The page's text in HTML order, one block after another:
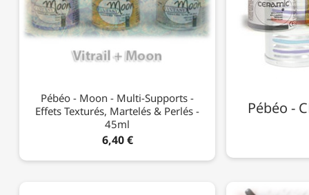
Pébéo - Moon - Multi-Supports -
Effets Texturés, Martelés & Perlés -
45ml
6,40 €
Pébéo -